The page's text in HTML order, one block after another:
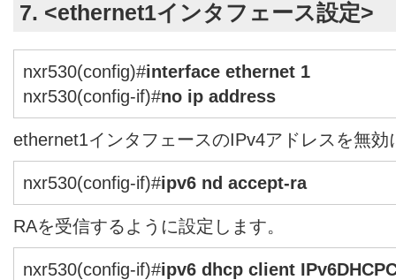
7. <ethernet1インタフェース設定>
nxr530(config)#interface ethernet 1
nxr530(config-if)#no ip address
ethernet1インタフェースのIPv4アドレスを無効
nxr530(config-if)#ipv6 nd accept-ra
RAを受信するように設定します。
nxr530(config-if)#ipv6 dhcp client